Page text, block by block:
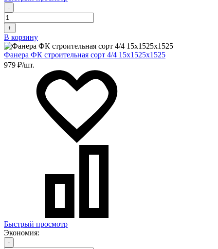
-
+
В корзину
Фанера ФК строительная сорт 4/4 15х1525х1525
979 ₽/шт.
Быстрый просмотр
Экономия:
-